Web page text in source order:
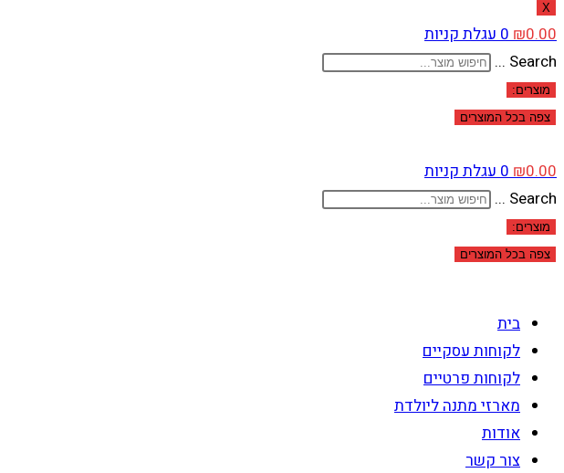
X
₪0.00
0עגלת קניות
Search ...
מוצרים:
צפה בכל המוצרים
₪0.00
0עגלת קניות
Search ...
מוצרים:
צפה בכל המוצרים
בית
לקוחות עסקיים
לקוחות פרטיים
מארזי מתנה ליולדת
אודות
צור קשר